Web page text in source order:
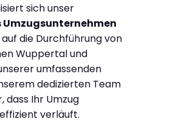
sich unser
auf die Durchführung von
Wuppertal und
umfassenden
dedizierten Team
dass Ihr Umzug
verläuft.